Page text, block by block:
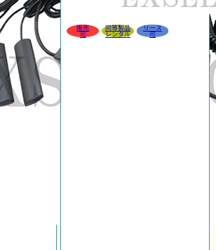
販売
可
同等製品
レンタル
リース
可